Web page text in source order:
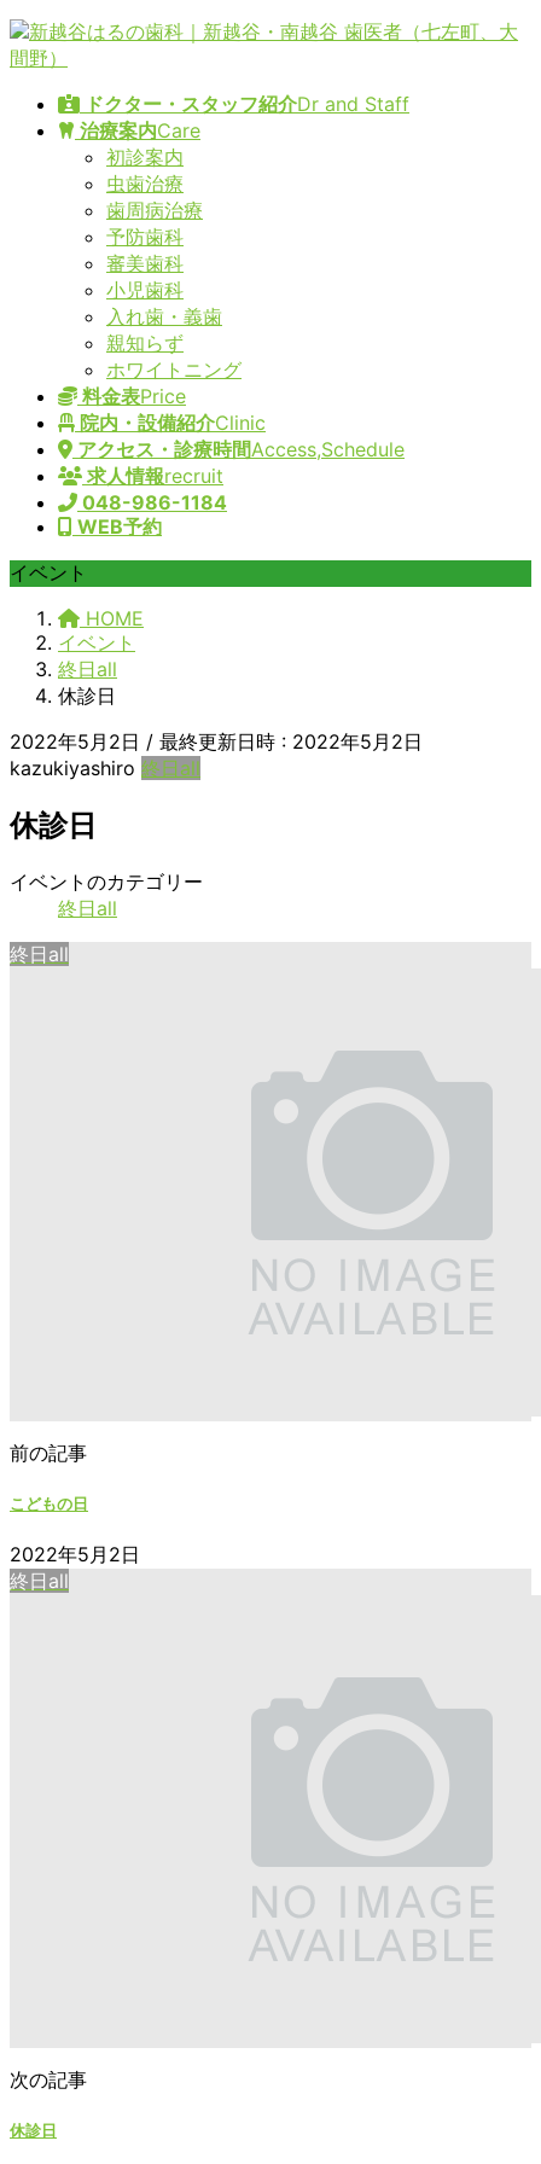
コ
ン
ナ
ビ
ドクター・スタッフ紹介Dr and Staff
治療案内Care
初診案内
虫歯治療
歯周病治療
予防歯科
審美歯科
小児歯科
入れ歯・義歯
親知らず
ホワイトニング
料金表Price
院内・設備紹介Clinic
アクセス・診療時間Access,Schedule
求人情報recruit
048-986-1184
WEB予約
イベント
HOME
イベント
終日all
休診日
2022年5月2日 / 最終更新日時 : 2022年5月2日
kazukiyashiro 終日all
休診日
休
イベントのカテゴリー
終日all
終日all
前の記事
こどもの日
2022年5月2日
終日all
次の記事
休診日